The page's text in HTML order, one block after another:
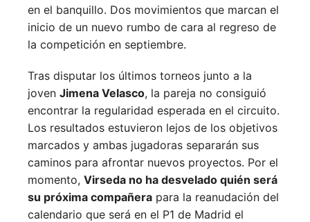
en el banquillo. Dos movimientos que marcan el
inicio de un nuevo rumbo de cara al regreso de
la competición en septiembre.
Tras disputar los últimos torneos junto a la
joven Jimena Velasco, la pareja no consiguió
encontrar la regularidad esperada en el circuito.
Los resultados estuvieron lejos de los objetivos
marcados y ambas jugadoras separarán sus
caminos para afrontar nuevos proyectos. Por el
momento, Virseda no ha desvelado quién será
su próxima compañera para la reanudación del
calendario que será en el P1 de Madrid el